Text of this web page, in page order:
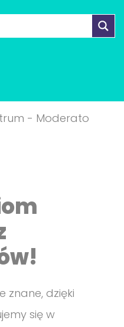
znane, dzięki
się w